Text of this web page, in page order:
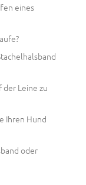
eines
der Leine zu
Ihren Hund
oder